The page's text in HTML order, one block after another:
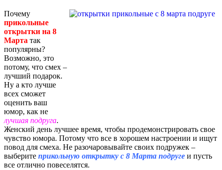
Почему
прикольные
открытки на 8
Марта так
популярны?
Возможно, это
потому, что смех –
лучший подарок.
Ну а кто лучше
всех сможет
оценить ваш
юмор, как не
лучшая подруга.
Женский день лучшее время, чтобы продемонстрировать свое
чувство юмора. Потому что все в хорошем настроении и ищут
повод для смеха. Не разочаровывайте своих подружек –
выберите прикольную открытку с 8 Марта подруге и пусть
все отлично повеселятся.